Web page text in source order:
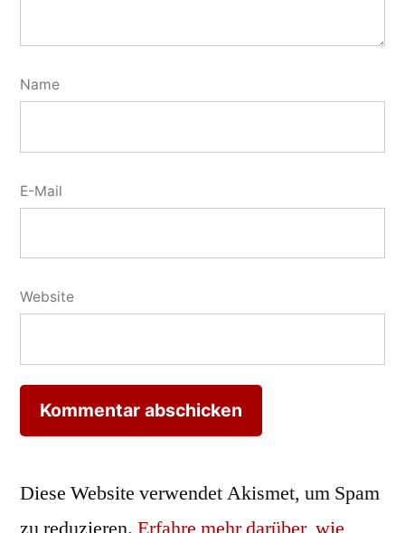
Name
E-Mail
Website
Diese Website verwendet Akismet, um Spam